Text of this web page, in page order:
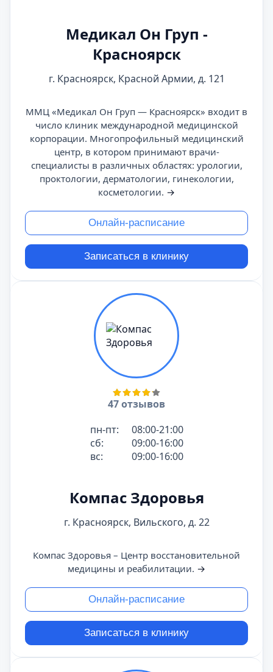
Медикал Он Груп -
Красноярск
г. Красноярск, Красной Армии, д. 121
ММЦ «Медикал Он Груп — Красноярск» входит в
число клиник международной медицинской
корпорации. Многопрофильный медицинский
центр, в котором принимают врачи-
специалисты в различных областях: урологии,
проктологии, дерматологии, гинекологии,
косметологии. →
Онлайн-расписание
Записаться в клинику
47 отзывов
пн-пт:
08:00-21:00
сб:
09:00-16:00
вс:
09:00-16:00
Компас Здоровья
г. Красноярск, Вильского, д. 22
Компас Здоровья – Центр восстановительной
медицины и реабилитации. →
Онлайн-расписание
Записаться в клинику